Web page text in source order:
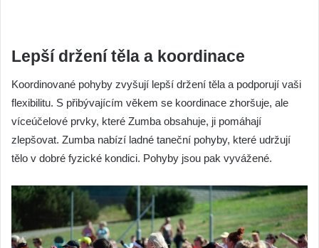
Lepší držení těla a koordinace
Koordinované pohyby zvyšují lepší držení těla a podporují vaši
flexibilitu. S přibývajícím věkem se koordinace zhoršuje, ale
víceúčelové prvky, které Zumba obsahuje, ji pomáhají
zlepšovat. Zumba nabízí ladné taneční pohyby, které udržují
tělo v dobré fyzické kondici. Pohyby jsou pak vyvážené.